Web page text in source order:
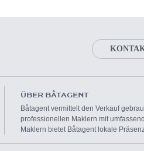
ÜBER BÅTAGENT
Båtagent vermittelt den Verkauf
professionellen Maklern mit
Maklern bietet Båtagent lokale